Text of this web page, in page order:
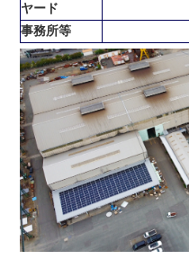
ヤード
事務所等